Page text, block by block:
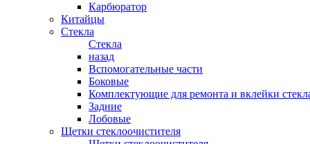
Карбюратор
Китайцы
Стекла
Стекла
назад
Вспомогательные части
Боковые
Комплектующие для ремонта и вклейки
Задние
Лобовые
Щетки стеклоочистителя